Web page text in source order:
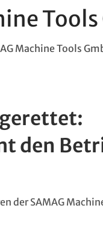
Tools
Machine Tools
den
der SAMAG